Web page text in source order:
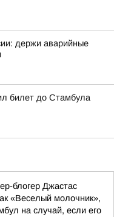
держи аварийные
билет до Стамбула
блогер Джастас
«Веселый молочник»,
на случай, если его